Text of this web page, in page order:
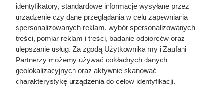
Nie ocieplaj dachu tym
materiałem! Eksperci są zgodni:
to pułapka!
identyfikatory, standardowe informacje wysyłane przez
urządzenie czy dane przeglądania w celu zapewniania
spersonalizowanych reklam, wybór spersonalizowanych
treści, pomiar reklam i treści, badanie odbiorców oraz
ulepszanie usług. Za zgodą Użytkownika my i Zaufani
Partnerzy możemy używać dokładnych danych
geolokalizacyjnych oraz aktywnie skanować
charakterystykę urządzenia do celów identyfikacji.